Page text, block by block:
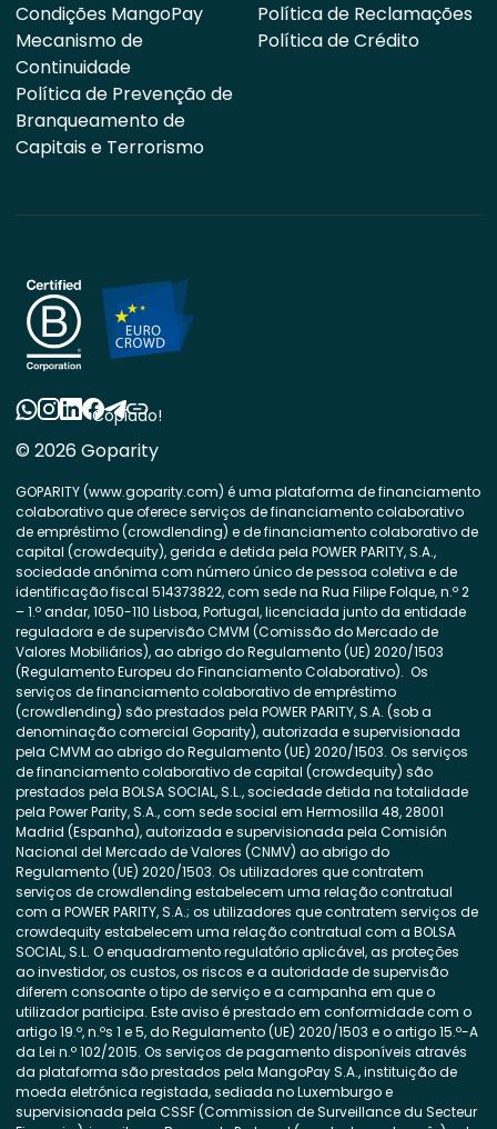
Condições MangoPay
Mecanismo de
Continuidade
Política de Prevenção de
Branqueamento de
Capitais e Terrorismo
Política de Reclamações
Política de Crédito
© 2026 Goparity
GOPARITY (www.goparity.com) é uma plataforma de financiamento
colaborativo que oferece serviços de financiamento colaborativo
de empréstimo (crowdlending) e de financiamento colaborativo de
capital (crowdequity), gerida e detida pela POWER PARITY, S.A.,
sociedade anónima com número único de pessoa coletiva e de
identificação fiscal 514373822, com sede na Rua Filipe Folque, n.º 2
– 1.º andar, 1050-110 Lisboa, Portugal, licenciada junto da entidade
reguladora e de supervisão CMVM (Comissão do Mercado de
Valores Mobiliários), ao abrigo do Regulamento (UE) 2020/1503
(Regulamento Europeu do Financiamento Colaborativo). Os
serviços de financiamento colaborativo de empréstimo
(crowdlending) são prestados pela POWER PARITY, S.A. (sob a
denominação comercial Goparity), autorizada e supervisionada
pela CMVM ao abrigo do Regulamento (UE) 2020/1503. Os serviços
de financiamento colaborativo de capital (crowdequity) são
prestados pela BOLSA SOCIAL, S.L., sociedade detida na totalidade
pela Power Parity, S.A., com sede social em Hermosilla 48, 28001
Madrid (Espanha), autorizada e supervisionada pela Comisión
Nacional del Mercado de Valores (CNMV) ao abrigo do
Regulamento (UE) 2020/1503. Os utilizadores que contratem
serviços de crowdlending estabelecem uma relação contratual
com a POWER PARITY, S.A.; os utilizadores que contratem serviços de
crowdequity estabelecem uma relação contratual com a BOLSA
SOCIAL, S.L. O enquadramento regulatório aplicável, as proteções
ao investidor, os custos, os riscos e a autoridade de supervisão
diferem consoante o tipo de serviço e a campanha em que o
utilizador participa. Este aviso é prestado em conformidade com o
artigo 19.º, n.ºs 1 e 5, do Regulamento (UE) 2020/1503 e o artigo 15.º-A
da Lei n.º 102/2015. Os serviços de pagamento disponíveis através
da plataforma são prestados pela MangoPay S.A., instituição de
moeda eletrónica registada, sediada no Luxemburgo e
supervisionada pela CSSF (Commission de Surveillance du Secteur
Copiado!